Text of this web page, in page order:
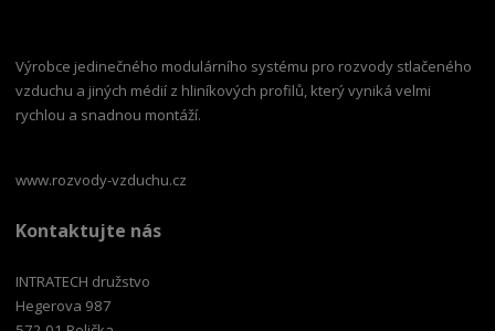
Výrobce jedinečného modulárního systému pro rozvody stlačeného
vzduchu a jiných médií z hliníkových profilů, který vyniká velmi
rychlou a snadnou montáží.
www.rozvody-vzduchu.cz
Kontaktujte nás
INTRATECH družstvo
Hegerova 987